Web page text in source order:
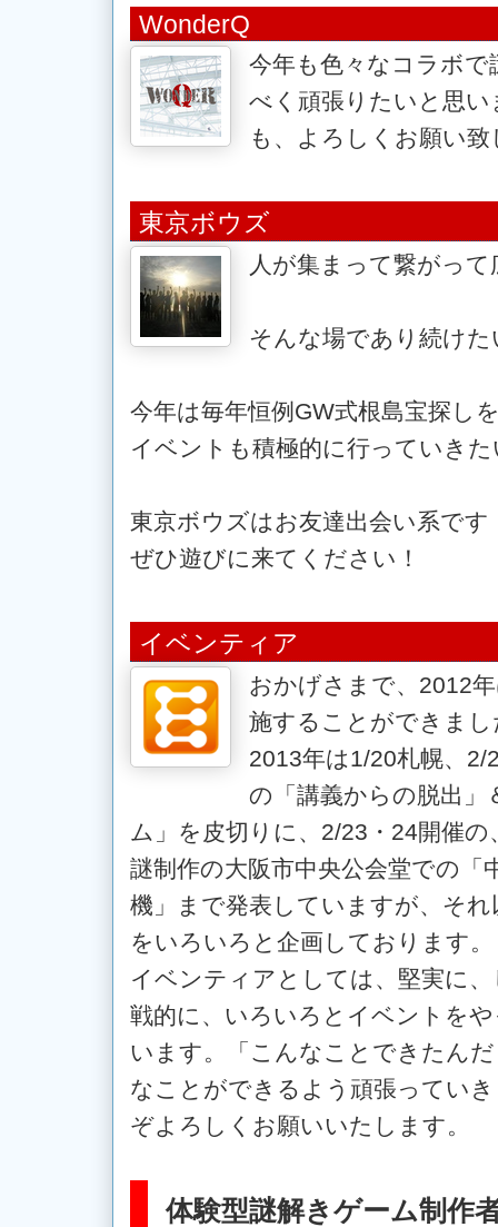
WonderQ
今年も色々なコラボ
べく頑張りたいと思
も、よろしくお願い
東京ボウズ
人が集まって繋がっ
そんな場であり続け
今年は毎年恒例GW式根島宝探し
イベントも積極的に行っていき
東京ボウズはお友達出会い系です
ぜひ遊びに来てください！
イベンティア
おかげさまで、2012
施することができまし
2013年は1/20札幌、2/
の「講義からの脱出」
ム」を皮切りに、2/23・24開催
謎制作の大阪市中央公会堂での「
機」まで発表していますが、そ
をいろいろと企画しております。
イベンティアとしては、堅実に
戦的に、いろいろとイベントを
います。「こんなことできたん
なことができるよう頑張ってい
ぞよろしくお願いいたします。
体験型謎解きゲーム制作